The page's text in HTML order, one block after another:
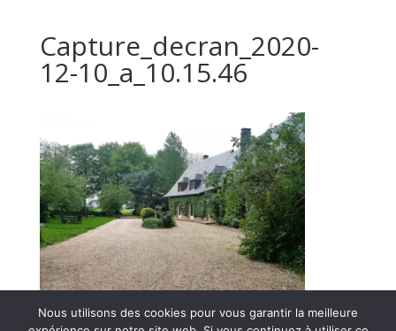
Capture_decran_2020-
12-10_a_10.15.46
Nous utilisons des cookies pour vous garantir la meilleure